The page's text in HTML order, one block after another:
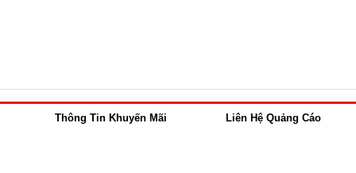
Thông Tin Khuyến Mãi Liên Hệ Quảng Cáo